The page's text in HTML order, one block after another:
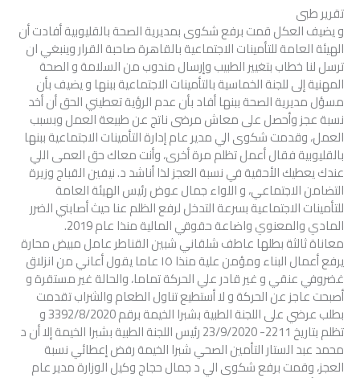
تقرير طبى
و يضيف العكل قمت برفع شكوى بمديرية الصحة بالقليوبية أفادت أن
الهيئة العامة للتأمينات الاجتماعية بالقاهرة صاحبة القرار وينبغي ان
ترسل لنا خطاب بتغيير الطبيب وإرسال مندوب من السلامة و الصحة
المهنية إلى للجنة الخماسية بالتأمينات الاجتماعية ببنها و يضيف بأن
مسؤل مديرية الصحة ببنها أفاد بأن عدم الرؤية تعطيني الحق أن أخد
نسبة عجز وأحصل على معاش مرضى ناتج عن طبيعة العمل وبسبب
العمل، وقدمت شكوى الي مدير عام إدارة التأمينات الاجتماعية ببنها
بالقليوبية فقال أعمل تظلم مرة أخرى، وأنت معاك حق العمى اللي
عندك يعطيك الأحقية في نسبة العجز لذا أناشد د. نيفين القباج وزيرة
التضامن الاجتماعي، و اللواء جمال عوض رئيس الهيئة العامة
للتأمينات الاجتماعية بسرعة التدخل لرفع الظلم عنا حيث أصابني الضرر
المادي والمعنوي واضاعة حقوقي المالية منذا عام 2019.
معاناة ثالثة بطلها عاطف شلقاني شبين القناطر عامل مبيض محارة
يرفع أعمال البناء ومؤمن علية منذا ١٥ عاما يقول أعاني من انزلاق
غضروفي عنقي و غير قادر علي الحركة تماما، والحالة غير مستقرة و
أصبحت عاجز عن الحركة و لا أستطيع تناول الطعام والشراب تقدمت
بطلب عرضي على اللجنة الطبية بشبرا الخيمة برقم 3392/8/2020 و
تظلم بتاريخ 2211- 23/9/2020 رئيس اللجنة الطبية بشبرا الخيمة إلا أن د
محمد عبد الستار التأمين الصحي شبرا الخيمة رفض إعطائي نسبة
العجز، وقمت برفع شكوى الي د جمال حجاج وكيل الوزارة مدير عام